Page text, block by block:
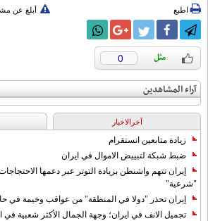
اطبع
أبلغ عن
0
آراء المشاهدين
آخرالاخبار
زيادة متابعين انستقرام
ضبط شبكة لتبييض الاموال في ايران
إيران تتهم واشنطن بزيادة التوتر عبر دعمها
"شرعية"
إيران تحذر "دولا في المنطقة" من عواقب وخيمة في
تجميل الانف في ايران؛ وجهة الجمال الأكثر شعبية في